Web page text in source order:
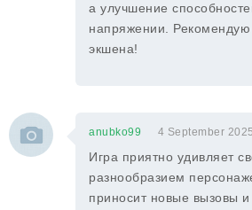
а улучшение
напряжении.
экшена!
anubko99 4 September
Игра приятно удивляет
разнообразием
приносит новые вызовы и